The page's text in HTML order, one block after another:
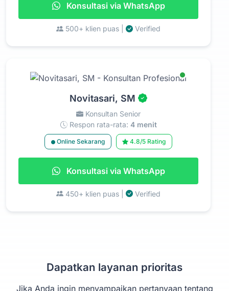
Konsultasi via WhatsApp
500+ klien puas | Verified
Novitasari, SM
Konsultan Senior
Respon rata-rata: 4 menit
Online Sekarang 4.8/5 Rating
Konsultasi via WhatsApp
450+ klien puas | Verified
Dapatkan layanan prioritas
Jika Anda ingin menyampaikan pertanyaan tentang